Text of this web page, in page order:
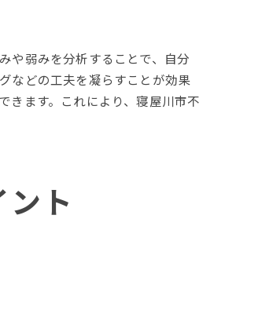
や弱みを分析することで、自分
などの工夫を凝らすことが効果
きます。これにより、寝屋川市不
ト